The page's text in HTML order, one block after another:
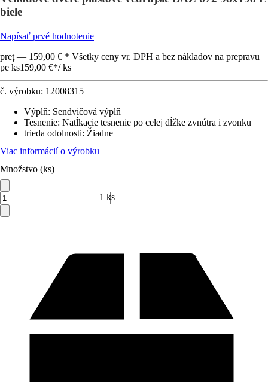
biele
Napísať prvé hodnotenie
preț — 159,00 € * Všetky ceny vr. DPH a bez nákladov na prepravu
pe ks159,00 €*/ ks
č. výrobku: 12008315
Výplň: Sendvičová výplň
Tesnenie: Natĺkacie tesnenie po celej dĺžke zvnútra i zvonku
trieda odolnosti: Žiadne
Viac informácií o výrobku
Množstvo (ks)
1 ks